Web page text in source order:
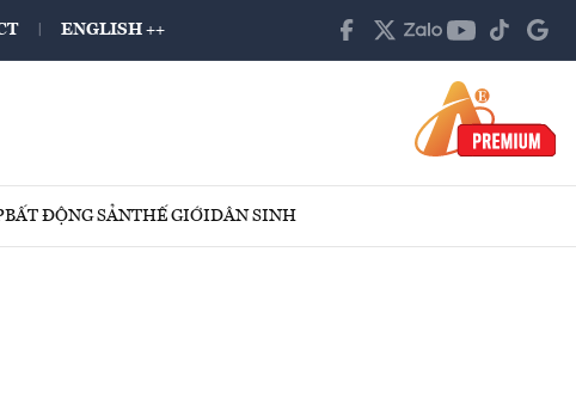
ENGLISH ++
BẤT ĐỘNG SẢNTHẾ GIỚIDÂN SINH